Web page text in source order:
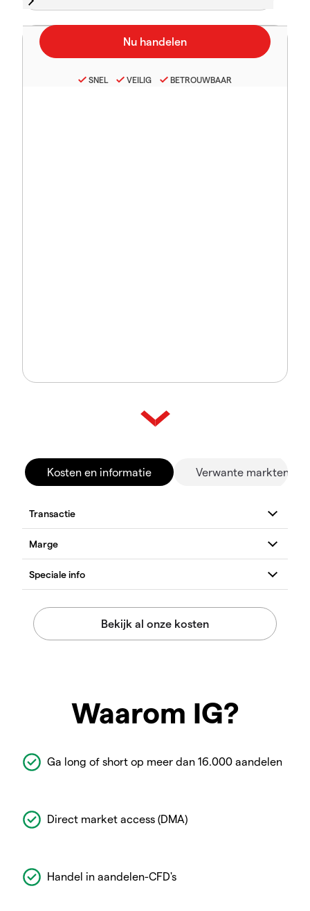
SNEL VEILIG BETROUWBAAR
Kosten en informatie Verwante markten
Waarom IG?
Ga long of short op meer dan 16.000 aandelen
Direct market access (DMA)
Handel in aandelen-CFD's